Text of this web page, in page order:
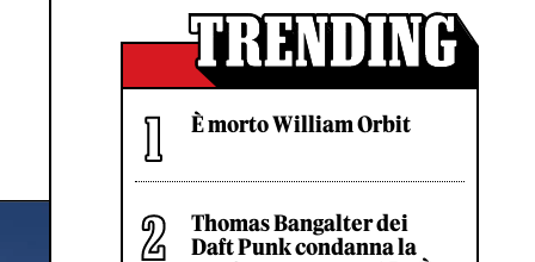
È morto William Orbit
Thomas Bangalter dei
Daft Punk condanna la